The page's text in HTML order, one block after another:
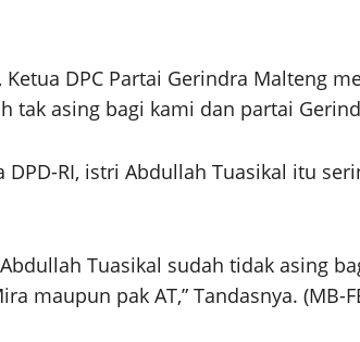
DPC Partai Gerindra Malteng
tak asing bagi kami dan partai
DPD-RI, istri Abdullah Tuasikal itu
Tuasikal sudah tidak asing
maupun pak AT,” Tandasnya. (MB-